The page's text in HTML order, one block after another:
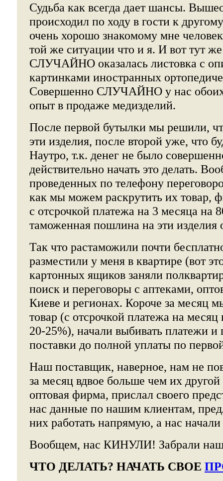
Судьба как всегда дает шансы.
происходил по ходу в гости к
очень хорошо знакомому мне
той же ситуации что и я. И вот тут
СЛУЧАЙНО оказалась листовка с
картинками иностранных
Совершенно СЛУЧАЙНО у нас
опыт в продаже медизделий.
После первой бутылки мы решили,
эти изделия, после второй уже, что
Наутро, т.к. денег не было
действительно начать это делать.
проведенных по телефону
как мы можем раскрутить их товар,
с отсрочкой платежа на 3 месяца на
таможенная пошлина на эти изделия
Так что растаможили почти
разместили у меня в квартире (вот
картонных ящиков заняли
поиск и переговоры с аптеками,
Киеве и регионах. Короче за месяц
товар (с отсрочкой платежа на
20-25%), начали выбивать платежи и
поставки до полной уплаты по
Наш поставщик, наверное, нам не
за месяц вдвое больше чем их
оптовая фирма, прислал своего
нас данные по нашим клиентам,
них работать напрямую, а нас
Вообщем, нас КИНУЛИ! Забрали
ЧТО ДЕЛАТЬ? НАЧАТЬ СВОЕ